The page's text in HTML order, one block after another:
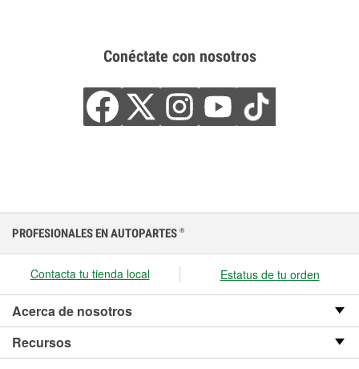
Conéctate con nosotros
PROFESIONALES EN AUTOPARTES ®
Contacta tu tienda local Estatus de tu orden
Acerca de nosotros
Recursos